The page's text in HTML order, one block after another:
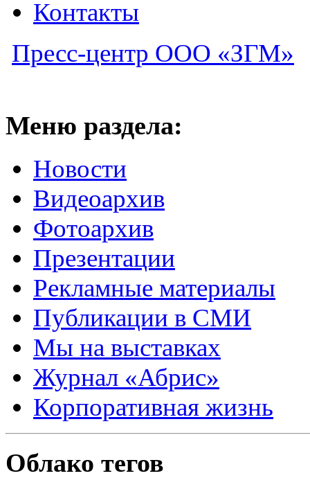
Контакты
Пресс-центр ООО «ЗГМ»
Меню раздела:
Новости
Видеоархив
Фотоархив
Презентации
Рекламные материалы
Публикации в СМИ
Мы на выставках
Журнал «Абрис»
Корпоративная жизнь
Облако тегов